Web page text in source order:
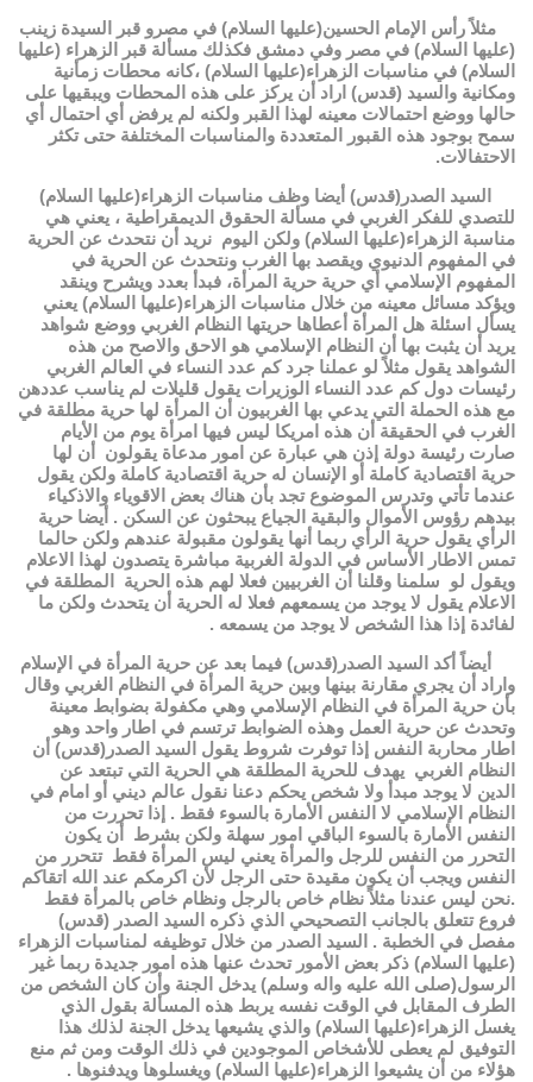
مثلاً رأس الإمام الحسين(عليها السلام) في مصرو قبر السيدة زينب
(عليها السلام) في مصر وفي دمشق فكذلك مسألة قبر الزهراء (عليها
السلام) في مناسبات الزهراء(عليها السلام) ،كانه محطات زمأنية
ومكانية والسيد (قدس) اراد أن يركز على هذه المحطات ويبقيها على
حالها ووضع احتمالات معينه لهذا القبر ولكنه لم يرفض أي احتمال أي
سمح بوجود هذه القبور المتعددة والمناسبات المختلفة حتى تكثر
الاحتفالات.
السيد الصدر(قدس) أيضا وظف مناسبات الزهراء(عليها السلام)
للتصدي للفكر الغربي في مسألة الحقوق الديمقراطية ، يعني هي
مناسبة الزهراء(عليها السلام) ولكن اليوم نريد أن نتحدث عن الحرية
في المفهوم الدنيوي ويقصد بها الغرب ونتحدث عن الحرية في
المفهوم الإسلامي أي حرية حرية المرأة، فبدأ بعدد ويشرح وينقد
ويؤكد مسائل معينه من خلال مناسبات الزهراء(عليها السلام) يعني
يسأل اسئلة هل المرأة أعطاها حريتها النظام الغربي ووضع شواهد
يريد أن يثبت بها أن النظام الإسلامي هو الاحق والاصح من هذه
الشواهد يقول مثلاً لو عملنا جرد كم عدد النساء في العالم الغربي
رئيسات دول كم عدد النساء الوزيرات يقول قليلات لم يناسب عددهن
مع هذه الحملة التي يدعي بها الغربيون أن المرأة لها حرية مطلقة في
الغرب في الحقيقة أن هذه امريكا ليس فيها امرأة يوم من الأيام
صارت رئيسة دولة إذن هي عبارة عن امور مدعاة يقولون أن لها
حرية اقتصادية كاملة أو الإنسان له حرية اقتصادية كاملة ولكن يقول
عندما تأتي وتدرس الموضوع تجد بأن هناك بعض الاقوياء والاذكياء
بيدهم رؤوس الأموال والبقية الجياع يبحثون عن السكن . أيضا حرية
الرأي يقول حرية الرأي ربما أنها يقولون مقبولة عندهم ولكن حالما
تمس الاطار الأساس في الدولة الغربية مباشرة يتصدون لهذا الاعلام
ويقول لو سلمنا وقلنا أن الغربيين فعلا لهم هذه الحرية المطلقة في
الاعلام يقول لا يوجد من يسمعهم فعلا له الحرية أن يتحدث ولكن ما
لفائدة إذا هذا الشخص لا يوجد من يسمعه .
أيضاً أكد السيد الصدر(قدس) فيما بعد عن حرية المرأة في الإسلام
واراد أن يجري مقارنة بينها وبين حرية المرأة في النظام الغربي وقال
بأن حرية المرأة في النظام الإسلامي وهي مكفولة بضوابط معينة
وتحدث عن حرية العمل وهذه الضوابط ترتسم في اطار واحد وهو
اطار محاربة النفس إذا توفرت شروط يقول السيد الصدر(قدس) أن
النظام الغربي يهدف للحرية المطلقة هي الحرية التي تبتعد عن
الدين لا يوجد مبدأ ولا شخص يحكم دعنا نقول عالم ديني أو امام في
النظام الإسلامي لا النفس الأمارة بالسوء فقط . إذا تحررت من
النفس الأمارة بالسوء الباقي امور سهلة ولكن بشرط أن يكون
التحرر من النفس للرجل والمرأة يعني ليس المرأة فقط تتحرر من
النفس ويجب أن يكون مقيدة حتى الرجل لأن اكرمكم عند الله اتقاكم
.نحن ليس عندنا مثلاً نظام خاص بالرجل ونظام خاص بالمرأة فقط
فروع تتعلق بالجانب التصحيحي الذي ذكره السيد الصدر (قدس)
مفصل في الخطبة . السيد الصدر من خلال توظيفه لمناسبات الزهراء
(عليها السلام) ذكر بعض الأمور تحدث عنها هذه امور جديدة ربما غير
الرسول(صلى الله عليه واله وسلم) يدخل الجنة وأن كان الشخص من
الطرف المقابل في الوقت نفسه يربط هذه المسألة بقول الذي
يغسل الزهراء(عليها السلام) والذي يشيعها يدخل الجنة لذلك هذا
التوفيق لم يعطى للأشخاص الموجودين في ذلك الوقت ومن ثم منع
هؤلاء من أن يشيعوا الزهراء(عليها السلام) ويغسلوها ويدفنوها .